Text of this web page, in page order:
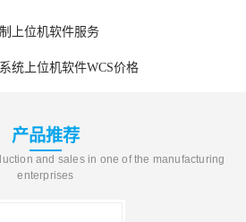
上位机软件服务
统上位机软件WCS价格
产品推荐
and sales in one of the manufacturing
enterprises